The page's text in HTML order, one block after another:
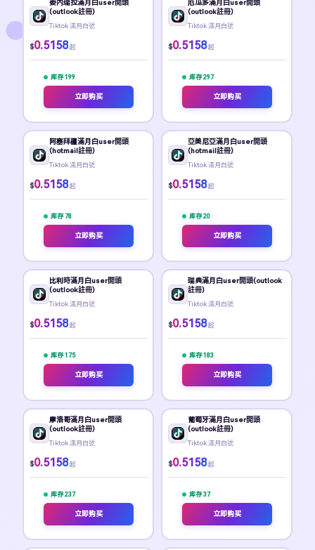
委內瑞拉滿月白user開頭
(outlook註冊)
Tiktok 滿月白號
$0.5158 起
库存 199
立即购买
厄瓜多滿月白user開頭
(outlook註冊)
Tiktok 滿月白號
$0.5158 起
库存 297
立即购买
阿塞拜疆滿月白user開頭
(hotmail註冊)
Tiktok 滿月白號
$0.5158 起
库存 78
立即购买
亞美尼亞滿月白user開頭
(hotmail註冊)
Tiktok 滿月白號
$0.5158 起
库存 20
立即购买
比利時滿月白user開頭
(outlook註冊)
Tiktok 滿月白號
$0.5158 起
库存 175
立即购买
瑞典滿月白user開頭(outlook
註冊)
Tiktok 滿月白號
$0.5158 起
库存 183
立即购买
摩洛哥滿月白user開頭
(outlook註冊)
Tiktok 滿月白號
$0.5158 起
库存 237
立即购买
葡萄牙滿月白user開頭
(outlook註冊)
Tiktok 滿月白號
$0.5158 起
库存 37
立即购买